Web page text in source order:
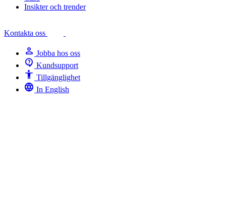
Insikter och trender
Kontakta oss
person Jobba hos oss
contact_support Kundsupport
Accessibility Tillgänglighet
language In English